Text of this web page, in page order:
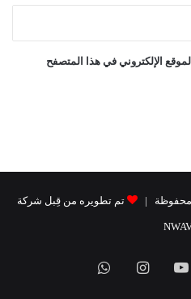
الإلكتروني في هذا المتصفح
تم تطويره من قِبل شركة
يوتيوبانستقرامواتساب